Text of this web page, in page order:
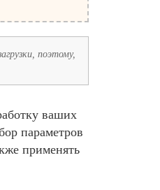
поэтому,
ваших
параметров
применять